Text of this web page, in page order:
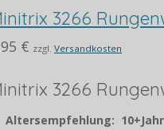
3266
€ zzgl. Versandkosten
3266
Altersempfehlung: